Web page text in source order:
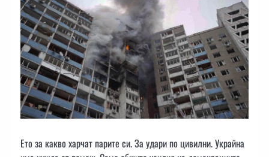
Ето за какво харчат парите си. За удари по цивилни. Украйна